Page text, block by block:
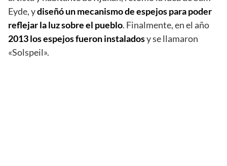
Eyde, ydiseñó un mecanismo de espejos para poder
reflejar la luz sobre el pueblo. Finalmente, en el año
2013 los espejos fueron instaladosy se llamaron
«Solspeil».